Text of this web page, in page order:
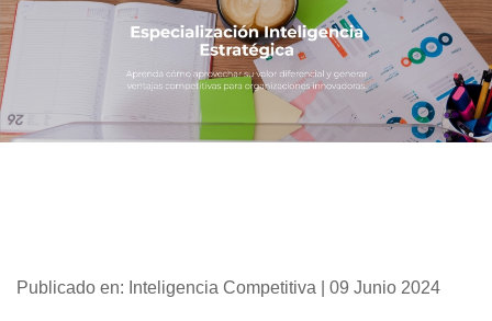
Publicado en: Inteligencia Competitiva | 09 Junio 2024